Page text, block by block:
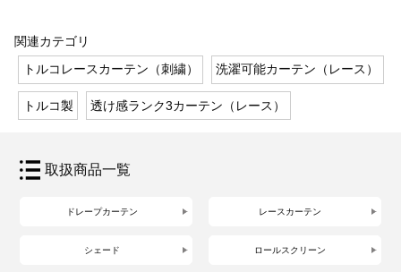
関連カテゴリ
トルコレースカーテン（刺繍）
洗濯可能カーテン（レース）
トルコ製 透け感ランク3カーテン（レース）
取扱商品一覧
ドレープカーテン レースカーテン
シェード ロールスクリーン